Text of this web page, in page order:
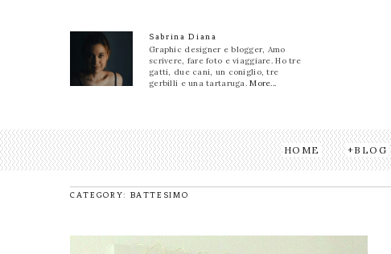
Sabrina Diana
Graphic designer e blogger, Amo
scrivere, fare foto e viaggiare. Ho tre
gatti, due cani, un coniglio, tre
gerbilli e una tartaruga.More...
HOME BLOG
CATEGORY: BATTESIMO